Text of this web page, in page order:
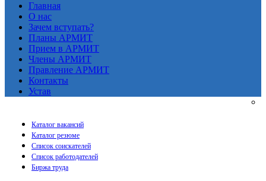
Главная
О нас
Зачем вступать?
Планы АРМИТ
Прием в АРМИТ
Члены АРМИТ
Правление АРМИТ
Контакты
Устав
Каталог вакансий
Каталог резюме
Список соискателей
Список работодателей
Биржа труда